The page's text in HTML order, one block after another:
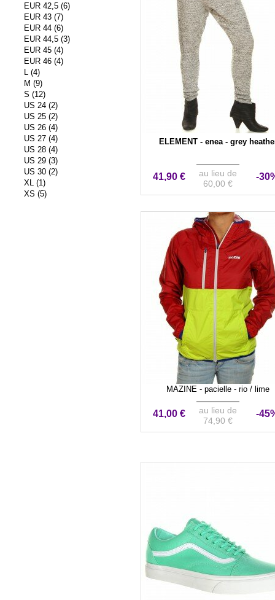
EUR 42,5 (6)
EUR 43 (7)
EUR 44 (6)
EUR 44,5 (3)
EUR 45 (4)
EUR 46 (4)
L (4)
M (9)
S (12)
US 24 (2)
US 25 (2)
US 26 (4)
US 27 (4)
US 28 (4)
US 29 (3)
US 30 (2)
XL (1)
XS (5)
ELEMENT - enea - grey
41,90 €
au lieu de
60,00 €
-
MAZINE - pacielle - rio / lime
41,00 €
au lieu de
74,90 €
-